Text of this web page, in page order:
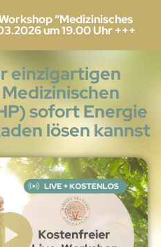
“Medizinisches
um 19.00 Uhr +++
einzigartigen
sofort Energie
lösen kannst